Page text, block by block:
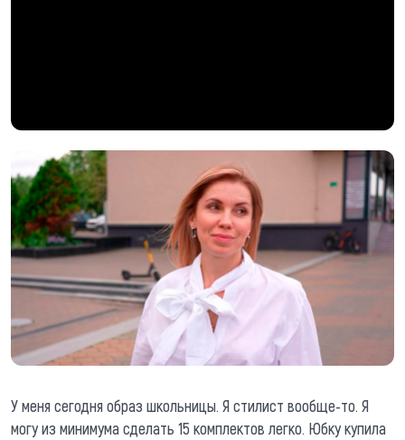
У меня сегодня образ школьницы. Я стилист вообще-то. Я
могу из минимума сделать 15 комплектов легко. Юбку купила